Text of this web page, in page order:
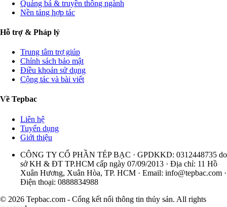
Quảng bá & truyền thông ngành
Nền tảng hợp tác
Hỗ trợ & Pháp lý
Trung tâm trợ giúp
Chính sách bảo mật
Điều khoản sử dụng
Cộng tác và bài viết
Về Tepbac
Liên hệ
Tuyển dụng
Giới thiệu
CÔNG TY CỔ PHẦN TÉP BẠC · GPDKKD: 0312448735 do
sở KH & ĐT TP.HCM cấp ngày 07/09/2013 · Địa chỉ: 11 Hồ
Xuân Hương, Xuân Hòa, TP. HCM · Email: info@tepbac.com ·
Điện thoại: 0888834988
© 2026 Tepbac.com - Cổng kết nối thông tin thủy sản. All rights